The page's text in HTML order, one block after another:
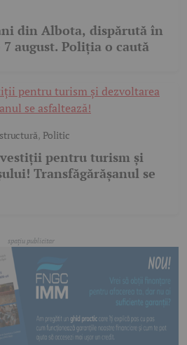
din Albota, dispărută în
august. Poliția o caută
, Politic
pentru turism și
Transfăgărășanul se